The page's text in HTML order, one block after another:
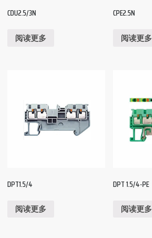
CDU2.5/3N
阅读更多
CPE2.5N
阅读更多
DPT1.5/4
阅读更多
DPT 1.5/4-PE
阅读更多